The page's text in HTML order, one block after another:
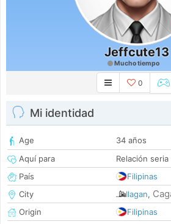
Jeffcute13
Mucho tiempo
0
Mi identidad
Age
34 años
Aquí para
Relación seria
País
Filipinas
City
Ilagan,
Origin
Filipinas